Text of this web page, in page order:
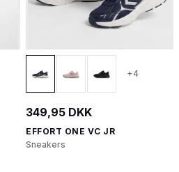
+4
349,95 DKK
EFFORT ONE VC JR
Sneakers